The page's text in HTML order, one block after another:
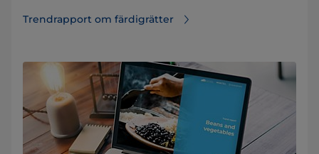
Trendrapport om färdigrätter